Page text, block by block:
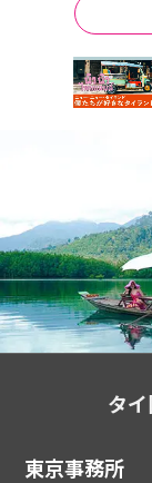
タ
東京事務所